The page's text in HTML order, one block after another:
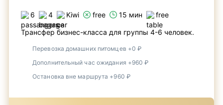
6 4 Kiwi free 15 мин free
Трансфер бизнес-класса для группы 4-6 человек.
Перевозка домашних питомцев +0 ₽
Дополнительный час ожидания +960 ₽
Остановка вне маршрута +960 ₽